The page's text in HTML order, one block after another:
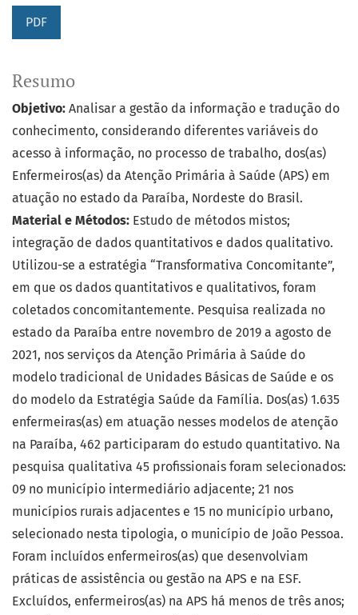
PDF
Resumo
Objetivo: Analisar a gestão da informação e tradução do
conhecimento, considerando diferentes variáveis do
acesso à informação, no processo de trabalho, dos(as)
Enfermeiros(as) da Atenção Primária à Saúde (APS) em
atuação no estado da Paraíba, Nordeste do Brasil.
Material e Métodos: Estudo de métodos mistos;
integração de dados quantitativos e dados qualitativo.
Utilizou-se a estratégia “Transformativa Concomitante”,
em que os dados quantitativos e qualitativos, foram
coletados concomitantemente. Pesquisa realizada no
estado da Paraíba entre novembro de 2019 a agosto de
2021, nos serviços da Atenção Primária à Saúde do
modelo tradicional de Unidades Básicas de Saúde e os
do modelo da Estratégia Saúde da Família. Dos(as) 1.635
enfermeiras(as) em atuação nesses modelos de atenção
na Paraíba, 462 participaram do estudo quantitativo. Na
pesquisa qualitativa 45 profissionais foram selecionados:
09 no município intermediário adjacente; 21 nos
municípios rurais adjacentes e 15 no município urbano,
selecionado nesta tipologia, o município de João Pessoa.
Foram incluídos enfermeiros(as) que desenvolviam
práticas de assistência ou gestão na APS e na ESF.
Excluídos, enfermeiros(as) na APS há menos de três anos;